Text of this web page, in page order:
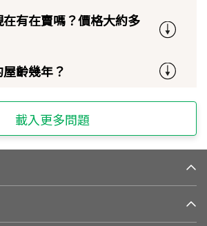
有在賣嗎？價格大約多
齡幾年？
載入更多問題